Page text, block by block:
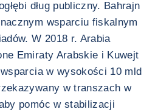
dług publiczny. Bahrajn
wsparciu fiskalnym
W 2018 r. Arabia
Emiraty Arabskie i Kuwejt
w wysokości 10 mld
w transzach w
pomóc w stabilizacji